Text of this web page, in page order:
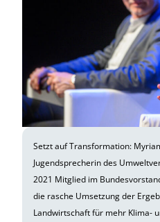
Setzt auf Transformation:
Jugendsprecherin des
2021 Mitglied im
die rasche Umsetzung der
Landwirtschaft für mehr Klima-